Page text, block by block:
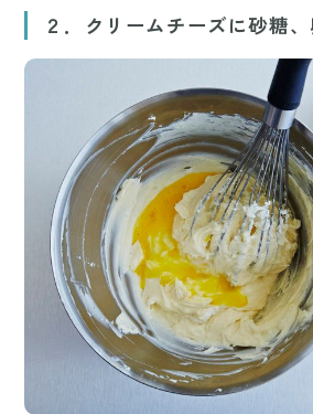
２．クリームチーズに砂糖